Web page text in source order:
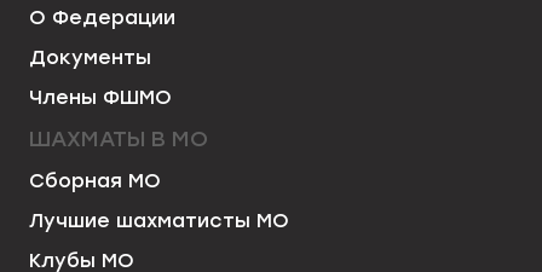
О Федерации
Документы
Члены ФШМО
ШАХМАТЫ В МО
Сборная МО
Лучшие шахматисты МО
Клубы МО